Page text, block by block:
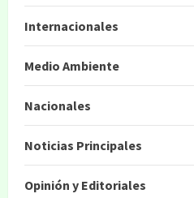
Internacionales
Medio Ambiente
Nacionales
Noticias Principales
Opinión y Editoriales